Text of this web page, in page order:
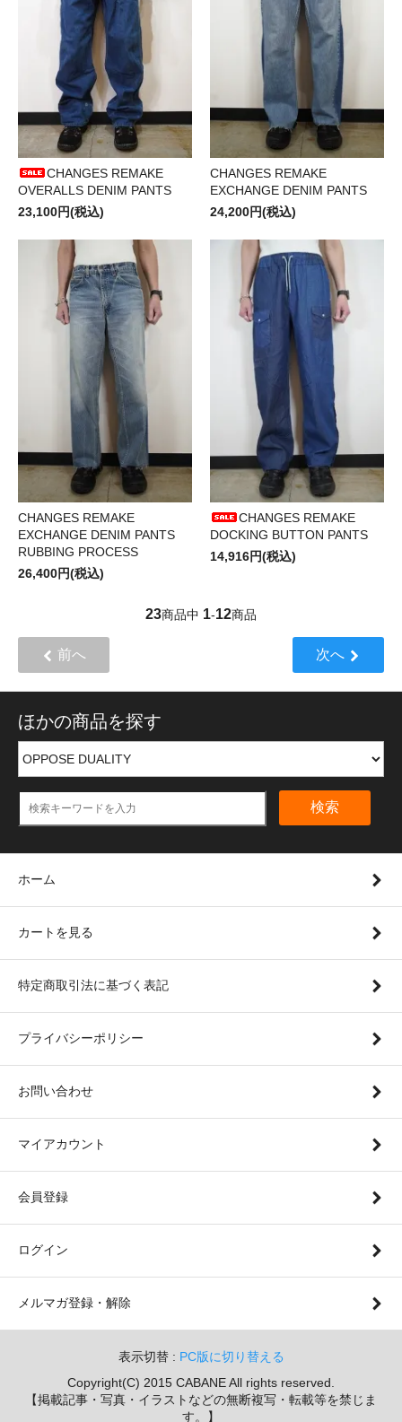
CHANGES REMAKE
OVERALLS DENIM PANTS
23,100円(税込)
CHANGES REMAKE
EXCHANGE DENIM PANTS
24,200円(税込)
CHANGES REMAKE
EXCHANGE DENIM PANTS
RUBBING PROCESS
26,400円(税込)
CHANGES REMAKE
DOCKING BUTTON PANTS
14,916円(税込)
23商品中 1-12商品
前へ 次へ
ほかの商品を探す
検索
ホーム
カートを見る
特定商取引法に基づく表記
プライバシーポリシー
お問い合わせ
マイアカウント
会員登録
ログイン
メルマガ登録・解除
表示切替 : PC版に切り替える
Copyright(C) 2015 CABANE All rights reserved.
【掲載記事・写真・イラストなどの無断複写・転載等を禁じま
す。】